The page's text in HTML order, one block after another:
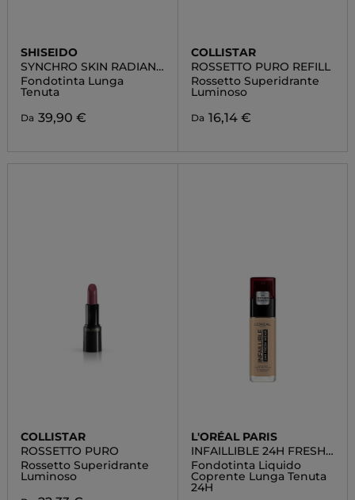
SHISEIDO
SYNCHRO SKIN RADIANT
LIFTING
Fondotinta Lunga
Tenuta
Da 39,90 €
COLLISTAR
ROSSETTO PURO REFILL
Rossetto Superidrante
Luminoso
Da 16,14 €
COLLISTAR
ROSSETTO PURO
Rossetto Superidrante
Luminoso
L'ORÉAL PARIS
INFAILLIBLE 24H FRESH
WEAR
Fondotinta Liquido
Coprente Lunga Tenuta
24H